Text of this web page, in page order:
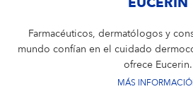
EUCERIN
Farmacéuticos, dermatólogos y
mundo confían en el cuidado
ofrece Eucerin.
MÁS